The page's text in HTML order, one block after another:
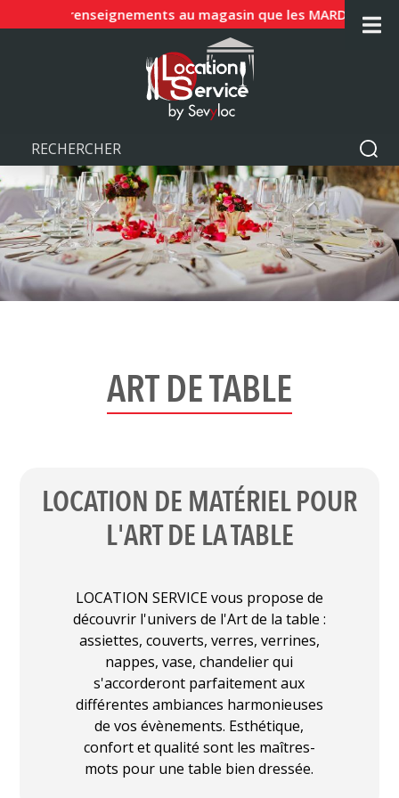
renseignements au magasin que les MARDIS,
ART DE TABLE
LOCATION DE MATÉRIEL POUR
L'ART DE LA TABLE
LOCATION SERVICE vous propose de
découvrir l'univers de l'Art de la table :
assiettes, couverts, verres, verrines,
nappes, vase, chandelier qui
s'accorderont parfaitement aux
différentes ambiances harmonieuses
de vos évènements. Esthétique,
confort et qualité sont les maîtres-
mots pour une table bien dressée.